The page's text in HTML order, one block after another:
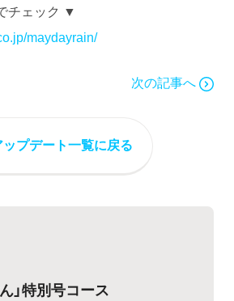
チェック ▼
maydayrain/
次の記事へ
ップデート一覧に戻る
」特別号コース